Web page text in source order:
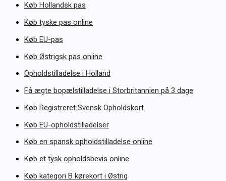
Køb Hollandsk pas
Køb tyske pas online
Køb EU-pas
Køb Østrigsk pas online
Opholdstilladelse i Holland
Få ægte bopælstilladelse i Storbritannien på 3 dage
Køb Registreret Svensk Opholdskort
Køb EU-opholdstilladelser
Køb en spansk opholdstilladelse online
Køb et tysk opholdsbevis online
Køb kategori B kørekort i Østrig